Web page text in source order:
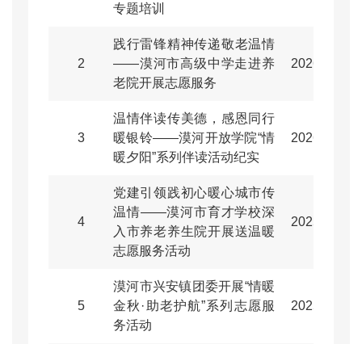
专题培训
2
践行雷锋精神传递敬老温情
——漠河市高级中学走进养
老院开展志愿服务
2026-03-11
3
温情伴读传美德，感恩同行
暖银铃——漠河开放学院“情
暖夕阳”系列伴读活动纪实
2026-01-16
4
党建引领践初心暖心城市传
温情——漠河市育才学校深
入市养老养生院开展送温暖
志愿服务活动
2025-12-22
5
漠河市兴安镇团委开展“情暖
金秋·助老护航”系列志愿服
务活动
2025-11-06